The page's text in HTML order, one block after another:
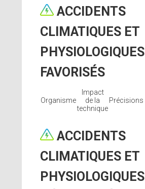
ACCIDENTS
CLIMATIQUES ET
PHYSIOLOGIQUES
FAVORISÉS
Organisme
Impact
de la
technique
Précisions
ACCIDENTS
CLIMATIQUES ET
PHYSIOLOGIQUES